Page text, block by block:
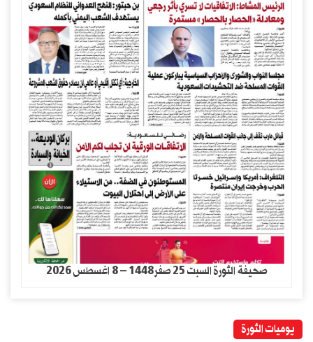
صحيفة الثورة السبت 25 صفر1448 – 8 اغسطس 2026
يوميات الثورة